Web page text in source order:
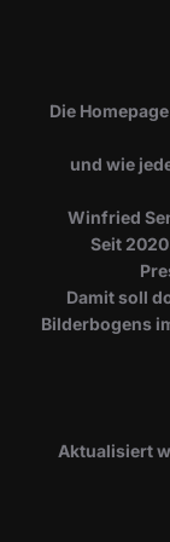
Die
und wie
Winfried
Seit
Damit soll
Bilderbogens
​Aktualisiert